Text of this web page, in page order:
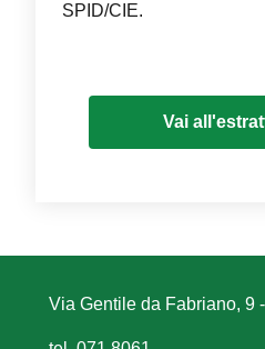
SPID/CIE.
Vai
Via Gentile da Fabriano, 9